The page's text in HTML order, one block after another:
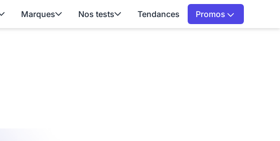
Marques Nos tests Tendances Promos